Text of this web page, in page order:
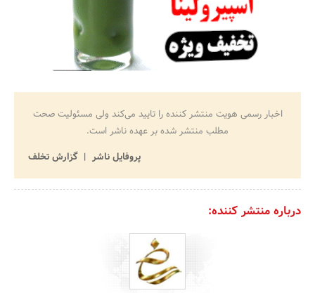
اخبار رسمی هویت منتشر کننده را تایید می‌کند ولی مسئولیت صحت
مطلب منتشر شده بر عهده ناشر است.
پروفایل ناشر
گزارش تخلف
درباره منتشر کننده: